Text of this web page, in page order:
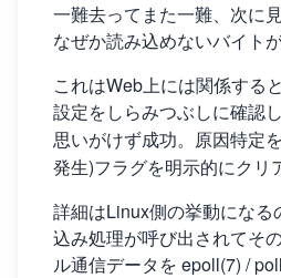
一難去ってまた一難、次に
なぜか読み込めないバイト
これはWeb上には関係する
設定をしらみつぶしに確認
思いがけず成功。原因特定
発生)フラグを明示的にクリ
詳細はLinux側の挙動にな
込み処理が呼び出されてそ
ル通信データを epoll(7) /